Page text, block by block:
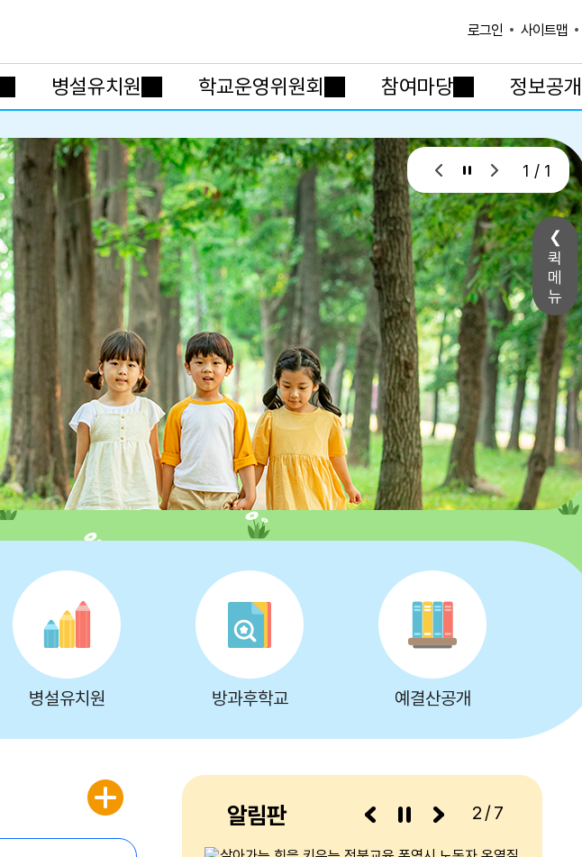
퀵
메
뉴
로그인 사이트맵
병설유치원 학교운영위원회 참여마당 정보공개
1 / 1
병설유치원 방과후학교 예결산공개
알림판 3/7